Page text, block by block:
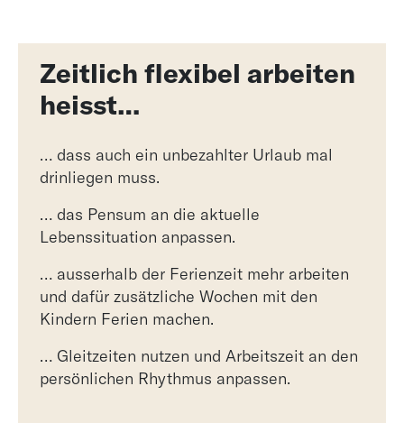
Zeitlich flexibel arbeiten
heisst…
… dass auch ein unbezahlter Urlaub mal
drinliegen muss.
… das Pensum an die aktuelle
Lebenssituation anpassen.
… ausserhalb der Ferienzeit mehr arbeiten
und dafür zusätzliche Wochen mit den
Kindern Ferien machen.
… Gleitzeiten nutzen und Arbeitszeit an den
persönlichen Rhythmus anpassen.